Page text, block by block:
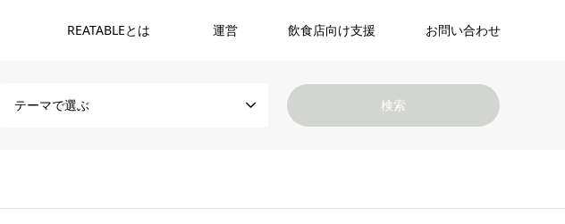
REATABLEとは 運営 飲食店向け支援 お問い合わせ
テーマで選ぶ